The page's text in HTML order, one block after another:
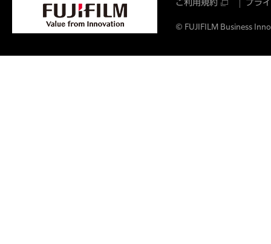
ご利用規約 プラ
© FUJIFILM Business